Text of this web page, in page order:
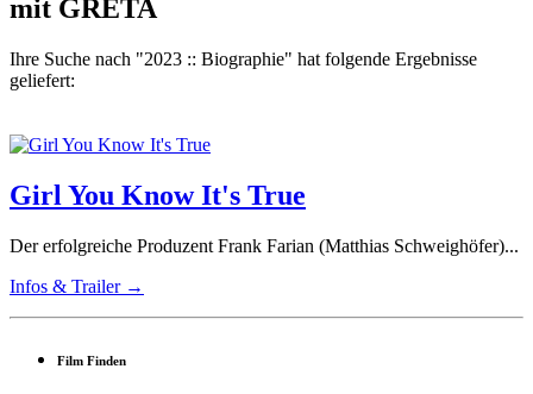
mit GRETA
Ihre Suche nach "2023 :: Biographie" hat folgende Ergebnisse
geliefert:
Girl You Know It's True
Der erfolgreiche Produzent Frank Farian (Matthias Schweighöfer)...
Infos & Trailer →
Film Finden